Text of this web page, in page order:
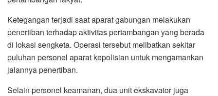
Ketegangan terjadi saat aparat gabungan melakukan
penertiban terhadap aktivitas pertambangan yang berada
di lokasi sengketa. Operasi tersebut melibatkan sekitar
puluhan personel aparat kepolisian untuk mengamankan
jalannya penertiban.
Selain personel keamanan, dua unit ekskavator juga